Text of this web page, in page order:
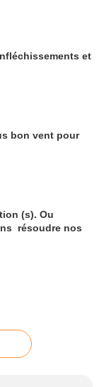
et
bon vent pour
(s). Ou
résoudre nos